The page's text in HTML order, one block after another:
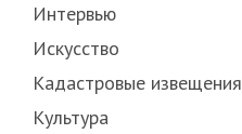
Интервью
Искусство
Кадастровые извещения
Культура